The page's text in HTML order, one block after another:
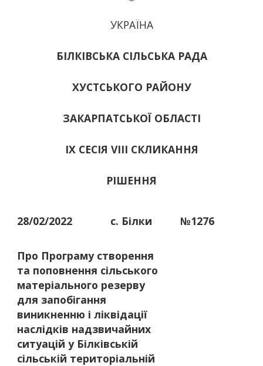
УКРАЇНА
БІЛКІВСЬКА СІЛЬСЬКА РАДА
ХУСТСЬКОГО РАЙОНУ
ЗАКАРПАТСЬКОЇ ОБЛАСТІ
ІХ СЕСІЯ VIII СКЛИКАННЯ
РІШЕННЯ
28/02/2022 с. Білки №1276
Про Програму створення
та поповнення сільського
матеріального резерву
для запобігання
виникненню і ліквідації
наслідків надзвичайних
ситуацій у Білківській
сільській територіальній